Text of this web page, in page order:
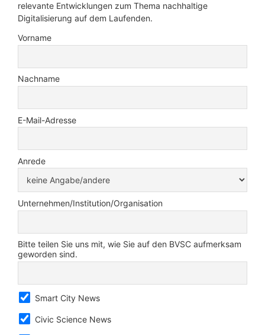
relevante Entwicklungen zum Thema nachhaltige
Digitalisierung auf dem Laufenden.
Vorname
Nachname
E-Mail-Adresse
Anrede
Unternehmen/Institution/Organisation
Bitte teilen Sie uns mit, wie Sie auf den BVSC aufmerksam
geworden sind.
Smart City News
Civic Science News